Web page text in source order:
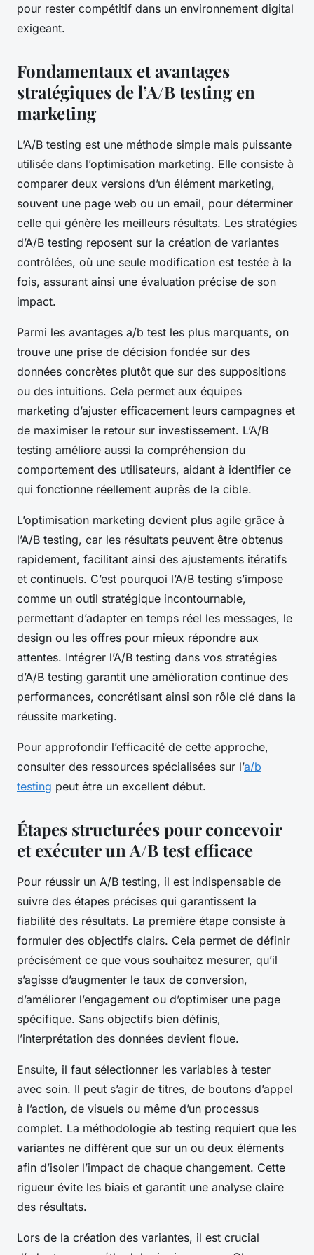
pour rester compétitif dans un environnement digital
exigeant.
Fondamentaux et avantages
stratégiques de l’A/B testing en
marketing
L’A/B testing est une méthode simple mais puissante
utilisée dans l’optimisation marketing. Elle consiste à
comparer deux versions d’un élément marketing,
souvent une page web ou un email, pour déterminer
celle qui génère les meilleurs résultats. Les stratégies
d’A/B testing reposent sur la création de variantes
contrôlées, où une seule modification est testée à la
fois, assurant ainsi une évaluation précise de son
impact.
Parmi les avantages a/b test les plus marquants, on
trouve une prise de décision fondée sur des
données concrètes plutôt que sur des suppositions
ou des intuitions. Cela permet aux équipes
marketing d’ajuster efficacement leurs campagnes et
de maximiser le retour sur investissement. L’A/B
testing améliore aussi la compréhension du
comportement des utilisateurs, aidant à identifier ce
qui fonctionne réellement auprès de la cible.
L’optimisation marketing devient plus agile grâce à
l’A/B testing, car les résultats peuvent être obtenus
rapidement, facilitant ainsi des ajustements itératifs
et continuels. C’est pourquoi l’A/B testing s’impose
comme un outil stratégique incontournable,
permettant d’adapter en temps réel les messages, le
design ou les offres pour mieux répondre aux
attentes. Intégrer l’A/B testing dans vos stratégies
d’A/B testing garantit une amélioration continue des
performances, concrétisant ainsi son rôle clé dans la
réussite marketing.
Pour approfondir l’efficacité de cette approche,
consulter des ressources spécialisées sur l’a/b
testing peut être un excellent début.
Étapes structurées pour concevoir
et exécuter un A/B test efficace
Pour réussir un A/B testing, il est indispensable de
suivre des étapes précises qui garantissent la
fiabilité des résultats. La première étape consiste à
formuler des objectifs clairs. Cela permet de définir
précisément ce que vous souhaitez mesurer, qu’il
s’agisse d’augmenter le taux de conversion,
d’améliorer l’engagement ou d’optimiser une page
spécifique. Sans objectifs bien définis,
l’interprétation des données devient floue.
Ensuite, il faut sélectionner les variables à tester
avec soin. Il peut s’agir de titres, de boutons d’appel
à l’action, de visuels ou même d’un processus
complet. La méthodologie ab testing requiert que les
variantes ne diffèrent que sur un ou deux éléments
afin d’isoler l’impact de chaque changement. Cette
rigueur évite les biais et garantit une analyse claire
des résultats.
Lors de la création des variantes, il est crucial